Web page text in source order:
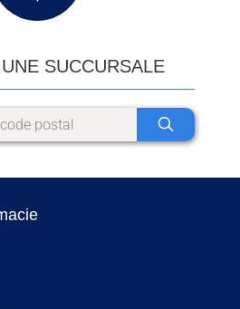
SUCCURSALE